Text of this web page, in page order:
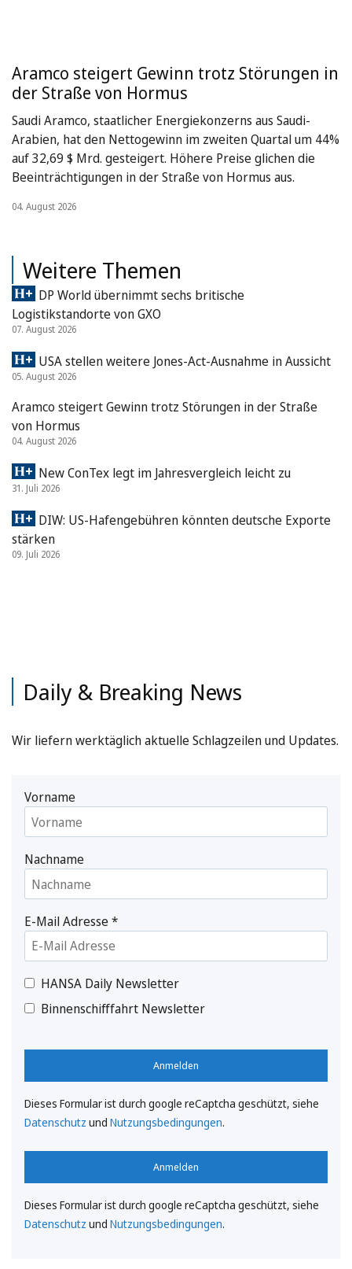
Aramco steigert Gewinn trotz Störungen in
der Straße von Hormus
Saudi Aramco, staatlicher Energiekonzerns aus Saudi-
Arabien, hat den Nettogewinn im zweiten Quartal um 44%
auf 32,69 $ Mrd. gesteigert. Höhere Preise glichen die
Beeinträchtigungen in der Straße von Hormus aus.
04. August 2026
Weitere Themen
DP World übernimmt sechs britische
Logistikstandorte von GXO
07. August 2026
USA stellen weitere Jones-Act-Ausnahme in Aussicht
05. August 2026
Aramco steigert Gewinn trotz Störungen in der Straße
von Hormus
04. August 2026
New ConTex legt im Jahresvergleich leicht zu
31. Juli 2026
DIW: US-Hafengebühren könnten deutsche Exporte
stärken
09. Juli 2026
Daily & Breaking News
Wir liefern werktäglich aktuelle Schlagzeilen und Updates.
Vorname
Nachname
E-Mail Adresse*
HANSA Daily Newsletter
Binnenschifffahrt Newsletter
Anmelden
Dieses Formular ist durch google reCaptcha geschützt, siehe
Datenschutz und Nutzungsbedingungen.
Anmelden
Dieses Formular ist durch google reCaptcha geschützt, siehe
Datenschutz und Nutzungsbedingungen.